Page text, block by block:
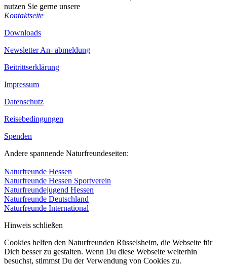
nutzen Sie gerne unsere
Kontaktseite
Downloads
Newsletter An- abmeldung
Beitrittserklärung
Impressum
Datenschutz
Reisebedingungen
Spenden
Andere spannende Naturfreundeseiten:
Naturfreunde Hessen
Naturfreunde Hessen Sportverein
Naturfreundejugend Hessen
Naturfreunde Deutschland
Naturfreunde International
Hinweis schließen
Cookies helfen den Naturfreunden Rüsselsheim, die Webseite für
Dich besser zu gestalten. Wenn Du diese Webseite weiterhin
besuchst, stimmst Du der Verwendung von Cookies zu.